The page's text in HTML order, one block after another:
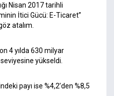
Nisan 2017 tarihli
İtici Gücü: E-Ticaret”
atalım.
4 yılda 630 milyar
yükseldi.
payı ise %4,2’den %8,5